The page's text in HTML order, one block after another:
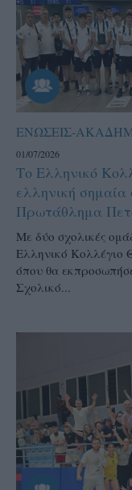
ΕΝΩΣΕΙΣ-
01/07/2026
Το Ελληνικό
ελληνική
Πρωτάθλημα
Με δύο σχολικές
Ελληνικό Κολλέγιο
όπου θα
Σχολικό...